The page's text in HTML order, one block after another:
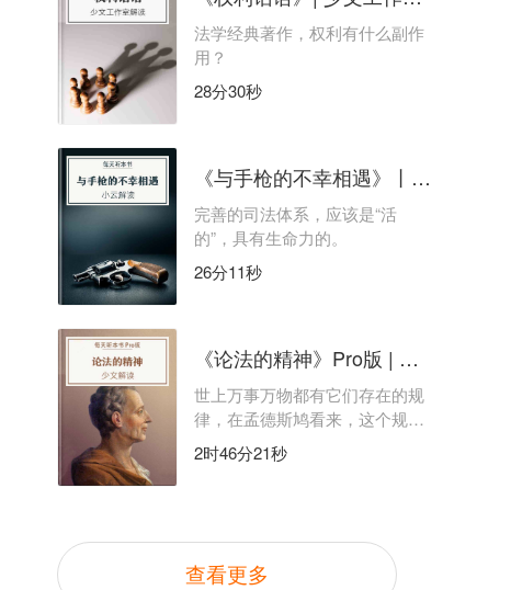
法学经典著作，权利有什么副作
用？
28分30秒
《与手枪的不幸相遇》丨小云解读
完善的司法体系，应该是“活
的”，具有生命力的。
26分11秒
《论法的精神》Pro版 | 少文解读
世上万事万物都有它们存在的规
律，在孟德斯鸠看来，这个规律
就是“法”。
2时46分21秒
查看更多